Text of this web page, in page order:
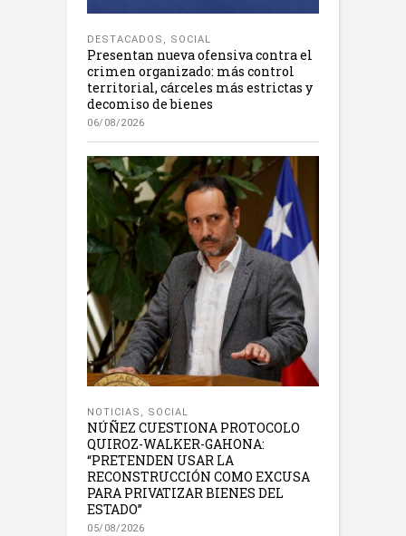
DESTACADOS , SOCIAL
Presentan nueva ofensiva contra el
crimen organizado: más control
territorial, cárceles más estrictas y
decomiso de bienes
06/08/2026
NOTICIAS , SOCIAL
NÚÑEZ CUESTIONA PROTOCOLO
QUIROZ-WALKER-GAHONA:
“PRETENDEN USAR LA
RECONSTRUCCIÓN COMO EXCUSA
PARA PRIVATIZAR BIENES DEL
ESTADO”
05/08/2026